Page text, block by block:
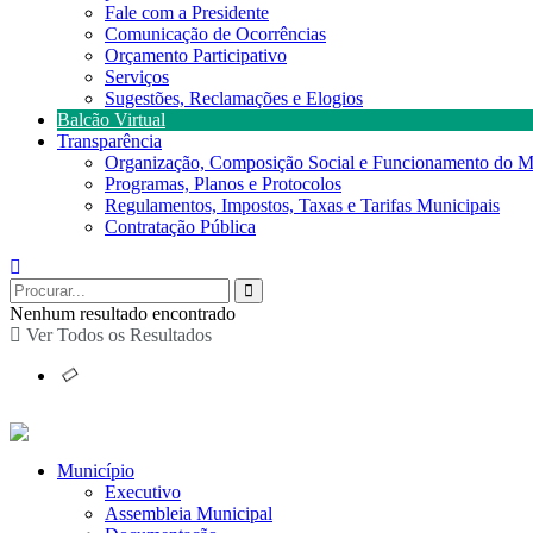
Fale com a Presidente
Comunicação de Ocorrências
Orçamento Participativo
Serviços
Sugestões, Reclamações e Elogios
Balcão Virtual
Transparência
Organização, Composição Social e Funcionamento do
Programas, Planos e Protocolos
Regulamentos, Impostos, Taxas e Tarifas Municipais
Contratação Pública
Nenhum resultado encontrado
Ver Todos os Resultados
Município
Executivo
Assembleia Municipal